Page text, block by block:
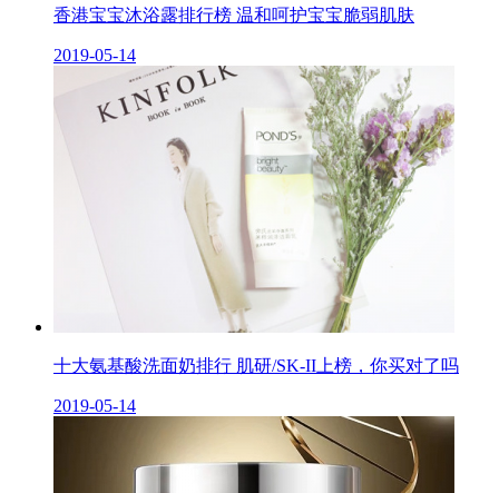
香港宝宝沐浴露排行榜 温和呵护宝宝脆弱肌肤
2019-05-14
十大氨基酸洗面奶排行 肌研/SK-II上榜，你买对了吗
2019-05-14